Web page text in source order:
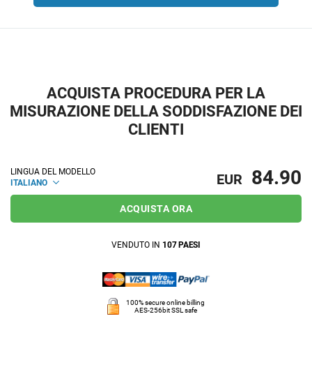
ACQUISTA PROCEDURA PER LA
MISURAZIONE DELLA SODDISFAZIONE DEI
CLIENTI
LINGUA DEL MODELLO
ITALIANO
EUR 84.90
ACQUISTA ORA
VENDUTO IN 107 PAESI
100% secure online billing
AES-256bit SSL safe